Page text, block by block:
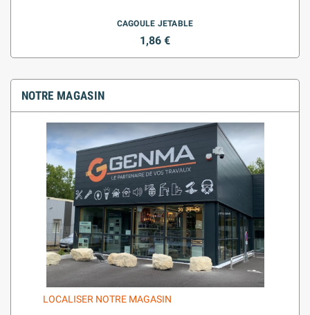
CAGOULE JETABLE
1,86 €
NOTRE MAGASIN
LOCALISER NOTRE MAGASIN